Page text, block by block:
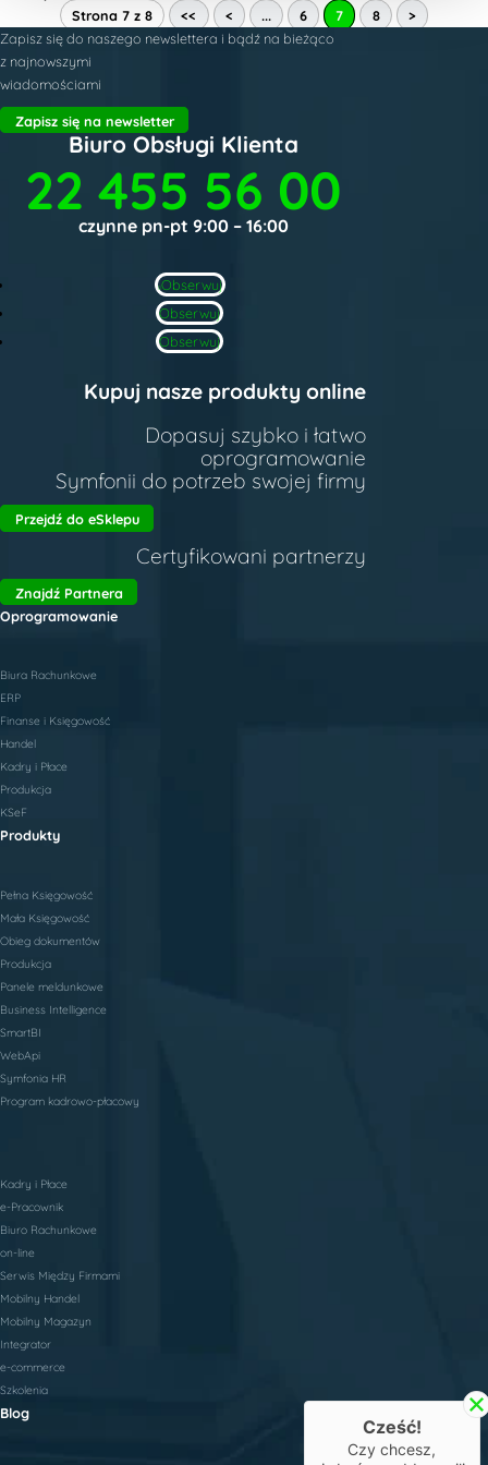
Strona 7 z 8 << < ... 6 7 8
>
Zapisz się do naszego newslettera i bądź na bieżąco
z najnowszymi
wiadomościami
Zapisz się na newsletter
Biuro Obsługi Klienta
22 455 56 00
czynne pn-pt 9:00 – 16:00
Obserwuj
Obserwuj
Obserwuj
Kupuj nasze produkty online
Dopasuj szybko i łatwo
oprogramowanie
Symfonii do potrzeb swojej firmy
Przejdź do eSklepu
Certyfikowani partnerzy
Znajdź Partnera
Oprogramowanie
Biura Rachunkowe
ERP
Finanse i Księgowość
Handel
Kadry i Płace
Produkcja
KSeF
Produkty
Pełna Księgowość
Mała Księgowość
Obieg dokumentów
Produkcja
Panele meldunkowe
Business Intelligence
SmartBI
WebApi
Symfonia HR
Program kadrowo-płacowy
Kadry i Płace
e-Pracownik
Biuro Rachunkowe
on-line
Serwis Między Firmami
Mobilny Handel
Mobilny Magazyn
Integrator
e-commerce
Szkolenia
Blog
Cześć!
Czy chcesz,